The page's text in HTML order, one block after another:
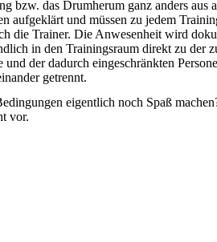
bzw. das Drumherum ganz anders
aufgeklärt und müssen zu jedem
die Trainer. Die Anwesenheit wird
in den Trainingsraum direkt zu der
der dadurch eingeschränkten
getrennt.
eigentlich noch Spaß
vor.